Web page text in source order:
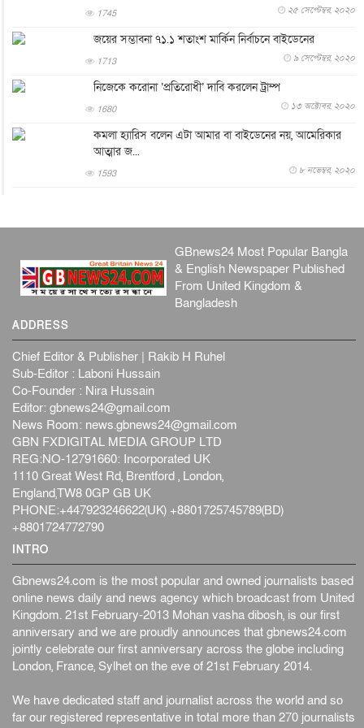
বিনোদন ৬ আগস্ট, ২০২৬
সভা...
ইউকে কমিউনিটি ৫ আগস্ট, ২০২৬
প্রধানমন্ত্রীকে সৌদি আরব সফরের আমন্ত্রণ
জাতীয়
জুলাই গণ-অভ্যুত্থান দিবস আজ, স্মরণে দেশজুড়ে কর্মসূচি
৫ আগস্ট, ২০২৬
বেনজীর আহমেদের সঙ্গে পরীমনির ঘনিষ্ঠ সম্পর্ক ছিল : নাসির
মাহম...
হরমুজ নিয়ে ইরান-মার্কিন চুক্তি হতে পারে আজ : মার্কিন অর্থমন...
আন্তর্জাতিক
পৃথিবীর দিকে আসছে বিধ্বংসী বস্তু, পারমাণবিক বোমা দিয়ে করা
হব...
আন্তর্জাতিক
কেনিয়ায় ১৫ হাতির রহস্যজনক মৃত্যু, সন্দেহের মুখে কীটনাশকের
ব্...
আন্তর্জাতিক
বিদেশি সংবাদমাধ্যমের জন্য নতুন বিধি-নিষেধ পাকিস্তানের
1745 ২৫ সেপ্টেম্বর, ২০২০
জয়ের সম্ভাবনা ৭১.১ শতাংশ মার্কিন নির্বাচনে বাইডেনের
1713 ৯ সেপ্টেম্বর, ২০২০
নিজেকে করোনা ‘প্রতিরোধী’ দাবি করলেন ট্রাম্প
1680 ১৩ অক্টোবর, ২০২০
কমলা হ্যারিস বলেন এটা আমার বা বাইডেনের নয়, আমেরিকার
আত্মার জ...
1593 ৮ নভেম্বর, ২০২০
GBnews24 Most Popular Bangla
& English Newspaper Published
From United Kingdom &
Bangladesh
ADDRESS
Chief Editor & Publisher | Rakib H Ruhel
Sub-Editor : Laboni Hussain
Co-Founder : Nira Hussain
Editor: gbnews24@gmail.com
News Room: news.gbnews24@gmail.com
GBN FXDIGITAL MEDIA GROUP LTD
REG:NO-12791660: Incorporated UK
1110 Great West Rd, Brentford , London,
England,TW8 0GP GB UK
PHONE:+447923246622(UK) +8801725745789(BD)
+8801724772790
INTRO
Gbnews24.com is the most popular and owned journalists based
online news daily and news agency which broadcast from United
Kingdom. 21st February-2013 Mohan vasha dibosh, is our first
anniversary and we are proudly announces that gbnews24.com
jointly celebrate our first anniversary across the globe including
London, France, Sylhet on the eve of 21st February 2014.
We have dedicated staff and journalist across the world and so
far our registered representative in total more than 270 journalists